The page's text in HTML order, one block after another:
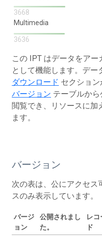
3668
Multimedia
3636
この IPT はデータをアー
として機能します。デー
ダウンロード セクション
バージョン テーブルか
閲覧でき、リソースに加
ます。
バージョン
次の表は、公にアクセス
スのみ表示しています。
バージ
ョン
公開されまし
た。
レコ
ド